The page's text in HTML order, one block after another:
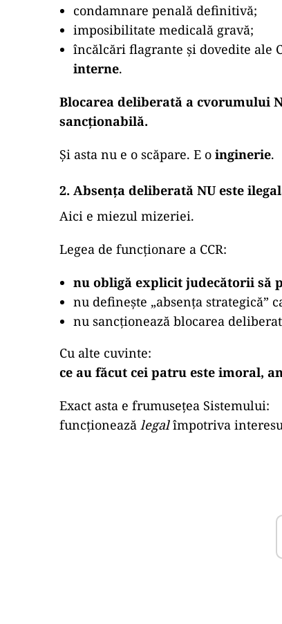
condamnare penală definitivă;
imposibilitate medicală gravă;
încălcări flagrante și dovedite ale
interne.
Blocarea deliberată a cvorumului
sancționabilă.
Și asta nu e o scăpare. E o inginerie.
2. Absența deliberată NU este
Aici e miezul mizeriei.
Legea de funcționare a CCR:
nu obligă explicit judecătorii să
nu definește „absența strategică”
nu sancționează blocarea
Cu alte cuvinte:
ce au făcut cei patru este imoral,
Exact asta e frumusețea Sistemului:
funcționează legalîmpotriva